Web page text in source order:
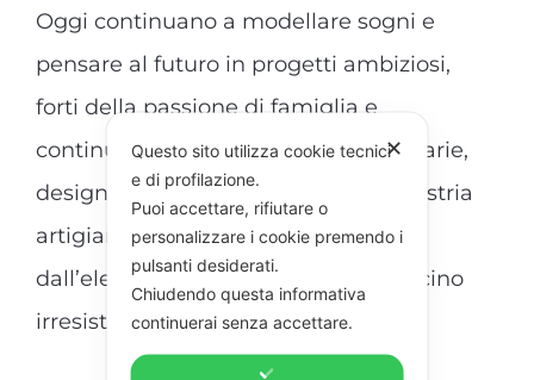
Oggi continuano a modellare sogni e
pensare al futuro in progetti ambiziosi,
forti della passione di famiglia e
continuano a creare forme straordinarie,
design d’eccezione e la più alta maestria
artigianale in collezioni di gioielli
dall’eleganza senza tempo e dal fascino
irresistibile.
✕
Questo sito utilizza cookie tecnici
e di profilazione.
Puoi accettare, rifiutare o
personalizzare i cookie premendo i
pulsanti desiderati.
Chiudendo questa informativa
continuerai senza accettare.